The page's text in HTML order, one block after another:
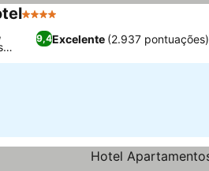
4 Estrelas
9,4Excelente (2.937 pontuações)